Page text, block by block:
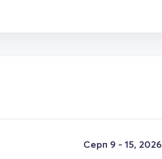
Серп 9 - 15, 2026